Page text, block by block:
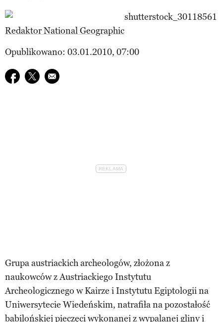
Redaktor National Geographic
Opublikowano: 03.01.2010, 07:00
Udostępnij na facebook
Udostępnij na twitter
E-mail do przyjaciela
Grupa austriackich archeologów, złożona z
naukowców z Austriackiego Instytutu
Archeologicznego w Kairze i Instytutu Egiptologii na
Uniwersytecie Wiedeńskim, natrafiła na pozostałość
babilońskiej pieczęci wykonanej z wypalanej gliny i